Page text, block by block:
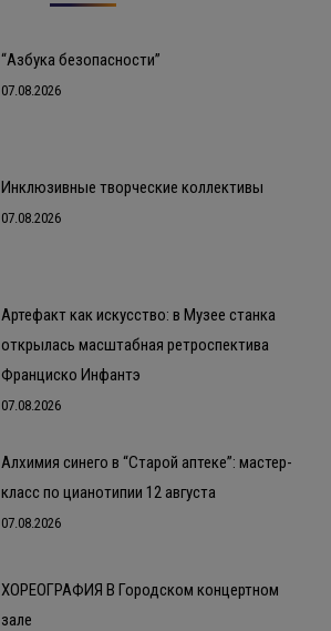
“Азбука безопасности”
07.08.2026
Инклюзивные творческие коллективы
07.08.2026
Артефакт как искусство: в Музее станка
открылась масштабная ретроспектива
Франциско Инфантэ
07.08.2026
Алхимия синего в “Старой аптеке”: мастер-
класс по цианотипии 12 августа
07.08.2026
ХОРЕОГРАФИЯ В Городском концертном
зале